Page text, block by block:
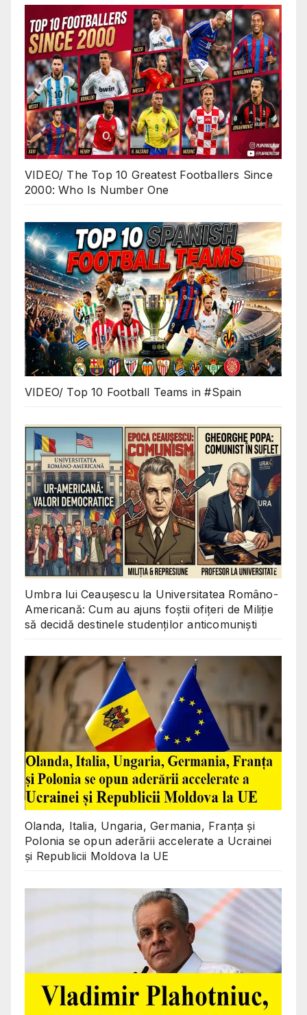
VIDEO/ The Top 10 Greatest Footballers Since
2000: Who Is Number One
VIDEO/ Top 10 Football Teams in #Spain
Umbra lui Ceaușescu la Universitatea Româno-
Americană: Cum au ajuns foștii ofițeri de Miliție
să decidă destinele studenților anticomuniști
Olanda, Italia, Ungaria, Germania, Franța și
Polonia se opun aderării accelerate a Ucrainei
și Republicii Moldova la UE